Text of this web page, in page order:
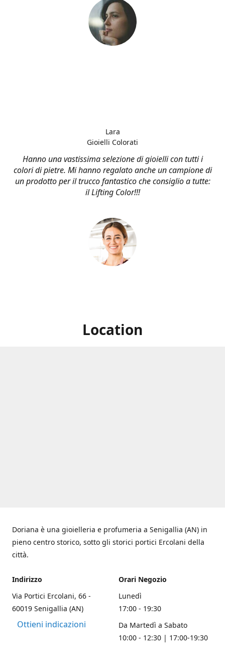
Hanno una vastissima selezione di gioielli con tutti i
colori di pietre. Mi hanno regalato anche un campione di
un prodotto per il trucco fantastico che consiglio a tutte:
il Lifting Color!!!
Lara
Gioielli Colorati
Location
Doriana è una gioielleria e profumeria a Senigallia (AN) in
pieno centro storico, sotto gli storici portici Ercolani della
città.
Indirizzo
Via Portici Ercolani, 66 -
60019 Senigallia (AN)
Ottieni indicazioni
Orari Negozio
Lunedì
17:00 - 19:30
Da Martedì a Sabato
10:00 - 12:30 | 17:00-19:30